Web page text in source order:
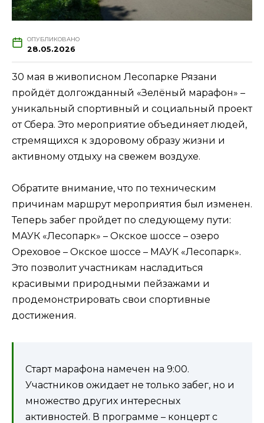
ОПУБЛИКОВАНО
28.05.2026
30 мая в живописном Лесопарке Рязани
пройдёт долгожданный «Зелёный марафон» –
уникальный спортивный и социальный проект
от Сбера. Это мероприятие объединяет людей,
стремящихся к здоровому образу жизни и
активному отдыху на свежем воздухе.
Обратите внимание, что по техническим
причинам маршрут мероприятия был изменен.
Теперь забег пройдет по следующему пути:
МАУК «Лесопарк» – Окское шоссе – озеро
Ореховое – Окское шоссе – МАУК «Лесопарк».
Это позволит участникам насладиться
красивыми природными пейзажами и
продемонстрировать свои спортивные
достижения.
Старт марафона намечен на 9:00.
Участников ожидает не только забег, но и
множество других интересных
активностей. В программе – концерт с